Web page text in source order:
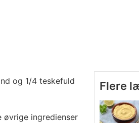
og 1/4 teskefuld
øvrige ingredienser
Flere